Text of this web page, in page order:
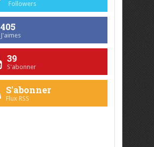
Followers
405
J'aimes
39
S'abonner
S'abonner
Flux RSS